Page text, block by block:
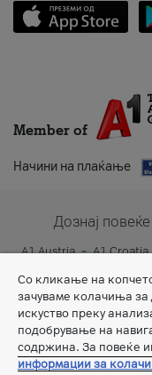
Member of
Начини на плаќање
Дознај
A1 Austria A1 Croatia
Со кликање на
зачуваме колачиња
искуство преку
подобрување на
содржина. За повеќе
информации за